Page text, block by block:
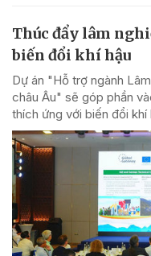
Thúc đẩy lâm
biến đổi khí hậu
Dự án "Hỗ trợ ngành
châu Âu" sẽ góp phần
thích ứng với biến đổi khí